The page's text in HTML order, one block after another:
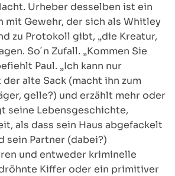
Urheber desselben ist ein
mit Gewehr, der sich als Whitley
zu Protokoll gibt, „die Kreatur,
So´n Zufall. „Kommen Sie
Paul. „Ich kann nur
der alte Sack (macht ihn zum
gelle?) und erzählt mehr oder
seine Lebensgeschichte,
als dass sein Haus abgefackelt
sein Partner (dabei?)
und entweder kriminelle
Kiffer oder ein primitiver